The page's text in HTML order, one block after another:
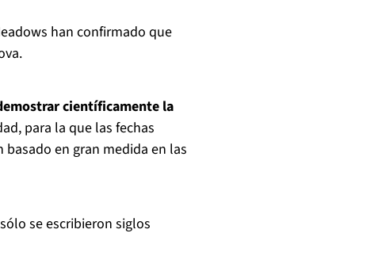
han confirmado que
científicamente la
para la que las fechas
basado en gran medida en las
se escribieron siglos